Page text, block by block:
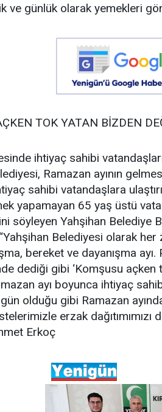
ve günlük olarak yemekleri
TOK YATAN BİZDEN
ihtiyaç sahibi
Ramazan ayının
sahibi vatandaşlara
yapamayan 65 yaş üstü
söyleyen Yahşihan Belediye
Belediyesi olarak her
bereket ve dayanışma
dediği gibi ‘Komşusu
ayı boyunca ihtiyaç
gün olduğu gibi Ramazan
erzak
Erkoç